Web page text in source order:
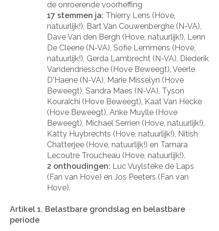
de onroerende voorheffing
17 stemmen ja: Thierry Lens (Hove,
natuurlijk!), Bart Van Couwenberghe (N-VA),
Dave Van den Bergh (Hove, natuurlijk!), Lenn
De Cleene (N-VA), Sofie Lemmens (Hove,
natuurlijk!), Gerda Lambrecht (N-VA), Diederik
Vandendriessche (Hove Beweegt), Veerle
D'Haene (N-VA), Marie Misselyn (Hove
Beweegt), Sandra Maes (N-VA), Tyson
Kouraichi (Hove Beweegt), Kaat Van Hecke
(Hove Beweegt), Anke Muylle (Hove
Beweegt), Michael Serrien (Hove, natuurlijk!),
Katty Huybrechts (Hove, natuurlijk!), Nitish
Chatterjee (Hove, natuurlijk!) en Tamara
Lecoutre Troucheau (Hove, natuurlijk!).
2 onthoudingen: Luc Vuylsteke de Laps
(Fan van Hove) en Jos Peeters (Fan van
Hove).
Artikel 1. Belastbare grondslag en belastbare
periode